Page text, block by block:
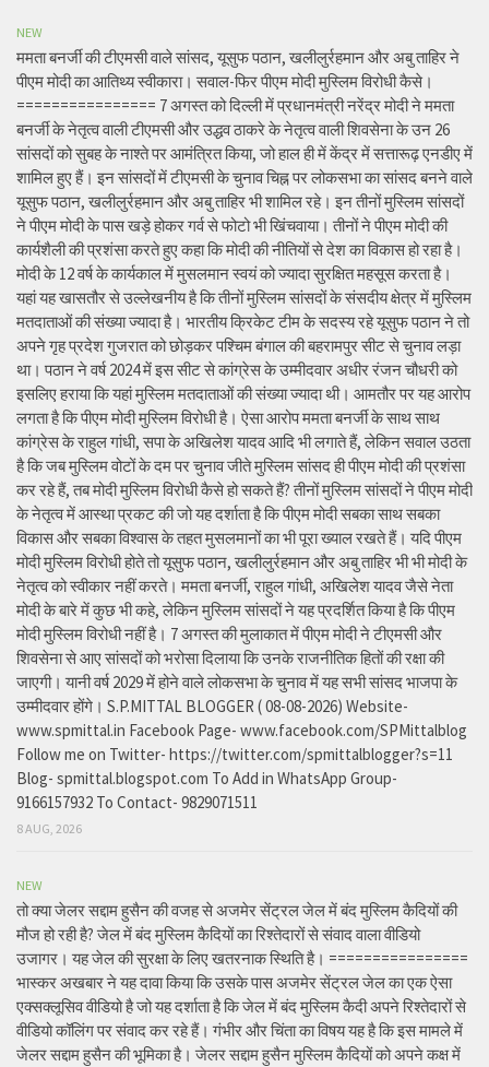
NEW
ममता बनर्जी की टीएमसी वाले सांसद, यूसुफ पठान, खलीलुर्रहमान और अबु ताहिर ने
पीएम मोदी का आतिथ्य स्वीकारा। सवाल-फिर पीएम मोदी मुस्लिम विरोधी कैसे।
================ 7 अगस्त को दिल्ली में प्रधानमंत्री नरेंद्र मोदी ने ममता
बनर्जी के नेतृत्व वाली टीएमसी और उद्धव ठाकरे के नेतृत्व वाली शिवसेना के उन 26
सांसदों को सुबह के नाश्ते पर आमंत्रित किया, जो हाल ही में केंद्र में सत्तारूढ़ एनडीए में
शामिल हुए हैं। इन सांसदों में टीएमसी के चुनाव चिह्न पर लोकसभा का सांसद बनने वाले
यूसुफ पठान, खलीलुर्रहमान और अबु ताहिर भी शामिल रहे। इन तीनों मुस्लिम सांसदों
ने पीएम मोदी के पास खड़े होकर गर्व से फोटो भी खिंचवाया। तीनों ने पीएम मोदी की
कार्यशैली की प्रशंसा करते हुए कहा कि मोदी की नीतियों से देश का विकास हो रहा है।
मोदी के 12 वर्ष के कार्यकाल में मुसलमान स्वयं को ज्यादा सुरक्षित महसूस करता है।
यहां यह खासतौर से उल्लेखनीय है कि तीनों मुस्लिम सांसदों के संसदीय क्षेत्र में मुस्लिम
मतदाताओं की संख्या ज्यादा है। भारतीय क्रिकेट टीम के सदस्य रहे यूसुफ पठान ने तो
अपने गृह प्रदेश गुजरात को छोड़कर पश्चिम बंगाल की बहरामपुर सीट से चुनाव लड़ा
था। पठान ने वर्ष 2024 में इस सीट से कांग्रेस के उम्मीदवार अधीर रंजन चौधरी को
इसलिए हराया कि यहां मुस्लिम मतदाताओं की संख्या ज्यादा थी। आमतौर पर यह आरोप
लगता है कि पीएम मोदी मुस्लिम विरोधी है। ऐसा आरोप ममता बनर्जी के साथ साथ
कांग्रेस के राहुल गांधी, सपा के अखिलेश यादव आदि भी लगाते हैं, लेकिन सवाल उठता
है कि जब मुस्लिम वोटों के दम पर चुनाव जीते मुस्लिम सांसद ही पीएम मोदी की प्रशंसा
कर रहे हैं, तब मोदी मुस्लिम विरोधी कैसे हो सकते हैं? तीनों मुस्लिम सांसदों ने पीएम मोदी
के नेतृत्व में आस्था प्रकट की जो यह दर्शाता है कि पीएम मोदी सबका साथ सबका
विकास और सबका विश्वास के तहत मुसलमानों का भी पूरा ख्याल रखते हैं। यदि पीएम
मोदी मुस्लिम विरोधी होते तो यूसुफ पठान, खलीलुर्रहमान और अबु ताहिर भी भी मोदी के
नेतृत्व को स्वीकार नहीं करते। ममता बनर्जी, राहुल गांधी, अखिलेश यादव जैसे नेता
मोदी के बारे में कुछ भी कहे, लेकिन मुस्लिम सांसदों ने यह प्रदर्शित किया है कि पीएम
मोदी मुस्लिम विरोधी नहीं है। 7 अगस्त की मुलाकात में पीएम मोदी ने टीएमसी और
शिवसेना से आए सांसदों को भरोसा दिलाया कि उनके राजनीतिक हितों की रक्षा की
जाएगी। यानी वर्ष 2029 में होने वाले लोकसभा के चुनाव में यह सभी सांसद भाजपा के
उम्मीदवार होंगे। S.P.MITTAL BLOGGER ( 08-08-2026) Website-
www.spmittal.in Facebook Page- www.facebook.com/SPMittalblog
Follow me on Twitter- https://twitter.com/spmittalblogger?s=11
Blog- spmittal.blogspot.com To Add in WhatsApp Group-
9166157932 To Contact- 9829071511
8 AUG, 2026
NEW
तो क्या जेलर सद्दाम हुसैन की वजह से अजमेर सेंट्रल जेल में बंद मुस्लिम कैदियों की
मौज हो रही है? जेल में बंद मुस्लिम कैदियों का रिश्तेदारों से संवाद वाला वीडियो
उजागर। यह जेल की सुरक्षा के लिए खतरनाक स्थिति है। ================
भास्कर अखबार ने यह दावा किया कि उसके पास अजमेर सेंट्रल जेल का एक ऐसा
एक्सक्लूसिव वीडियो है जो यह दर्शाता है कि जेल में बंद मुस्लिम कैदी अपने रिश्तेदारों से
वीडियो कॉलिंग पर संवाद कर रहे हैं। गंभीर और चिंता का विषय यह है कि इस मामले में
जेलर सद्दाम हुसैन की भूमिका है। जेलर सद्दाम हुसैन मुस्लिम कैदियों को अपने कक्ष में